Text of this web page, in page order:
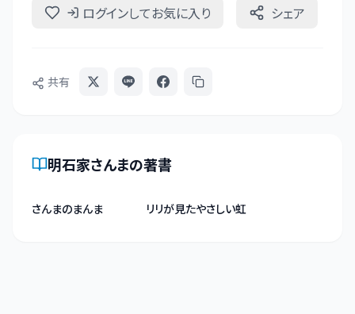
ログインしてお気に入り シェア
共有
明石家さんまの著書
さんまのまんま リリが見たやさしい虹